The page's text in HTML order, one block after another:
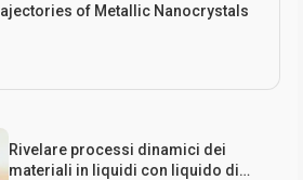
of Metallic Nanocrystals
Rivelare processi dinamici dei
materiali in liquidi con liquido di